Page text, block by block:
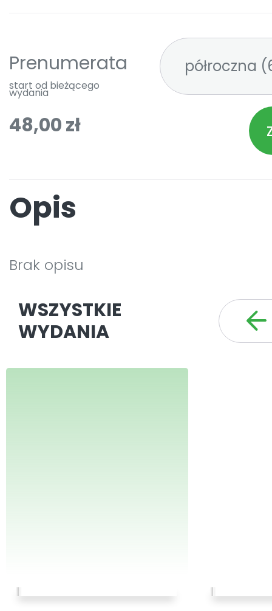
Prenumerata
start od bieżącego
wydania
48,00 zł
Opis
Brak opisu
WSZYSTKIE
WYDANIA